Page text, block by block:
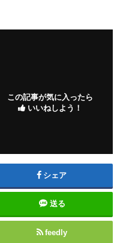
この記事が気に入ったら
いいねしよう！
シェア
送る
feedly